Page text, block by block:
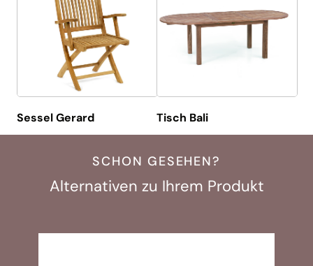
Sessel Gerard Tisch Bali
SCHON GESEHEN?
Alternativen zu Ihrem Produkt